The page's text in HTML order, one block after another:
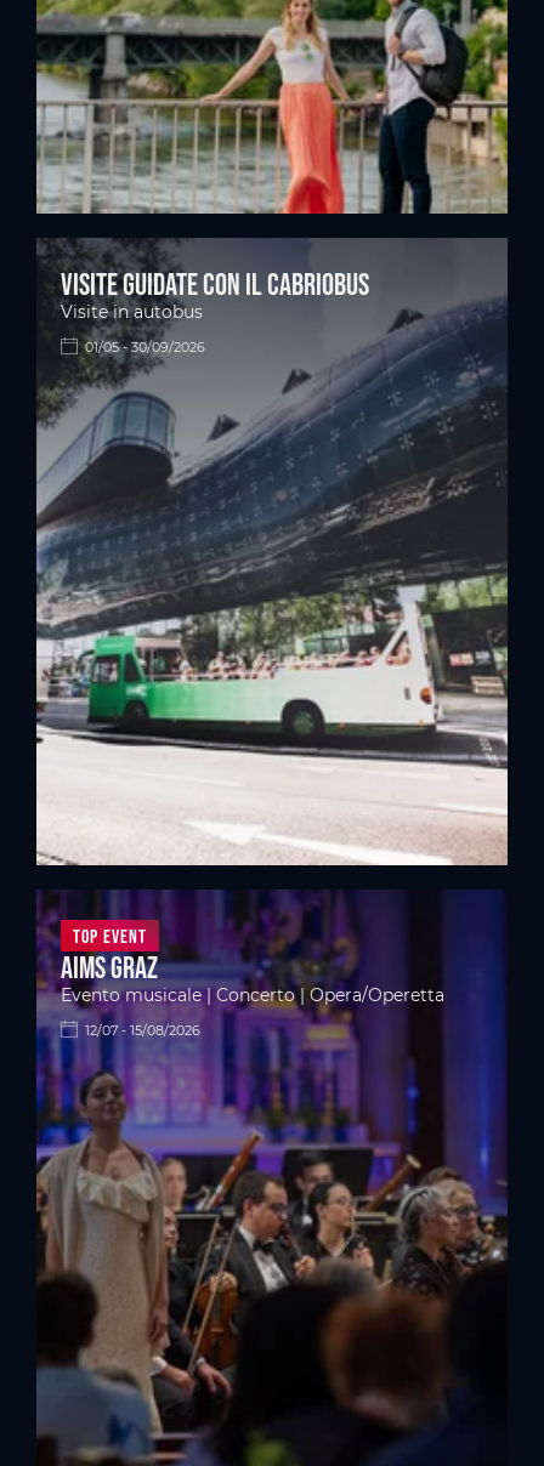
Visite guidate con il Cabriobus
Visite in autobus
01/05 - 30/09/2026
Top Event
Aims Graz
Evento musicale | Concerto | Opera/Operetta
12/07 - 15/08/2026